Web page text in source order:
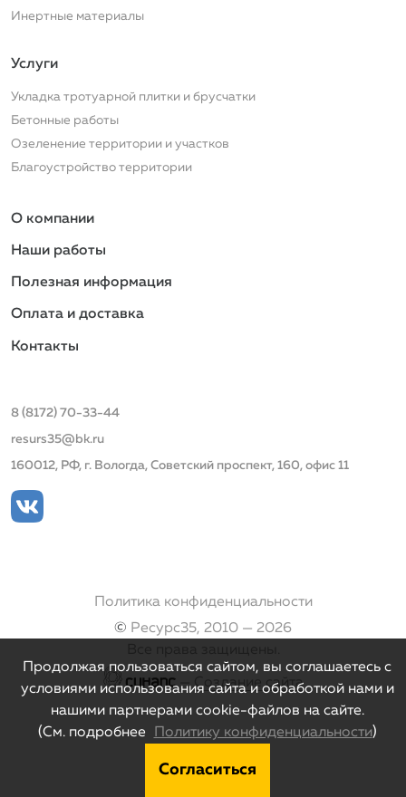
Инертные материалы
Услуги
Услуги
Укладка тротуарной плитки и брусчатки
Бетонные работы
Озеленение территории и участков
Благоустройство территории
Подвал
О компании
Наши работы
Полезная информация
Оплата и доставка
Контакты
8 (8172) 70-33-44
resurs35@bk.ru
160012, РФ, г. Вологда, Советский проспект, 160, офис 11
Политика конфиденциальности
© Ресурс35, 2010 — 2026
—Создание сайта
Продолжая пользоваться сайтом, вы соглашаетесь с
условиями использования сайта и обработкой нами и
нашими партнерами cookie-файлов на сайте.
(См. подробнее
Политику конфиденциальности)
Согласиться